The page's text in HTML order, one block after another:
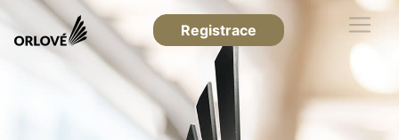
Registrace